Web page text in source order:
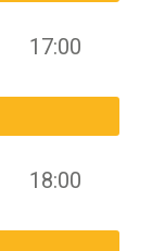
17:00
18:00